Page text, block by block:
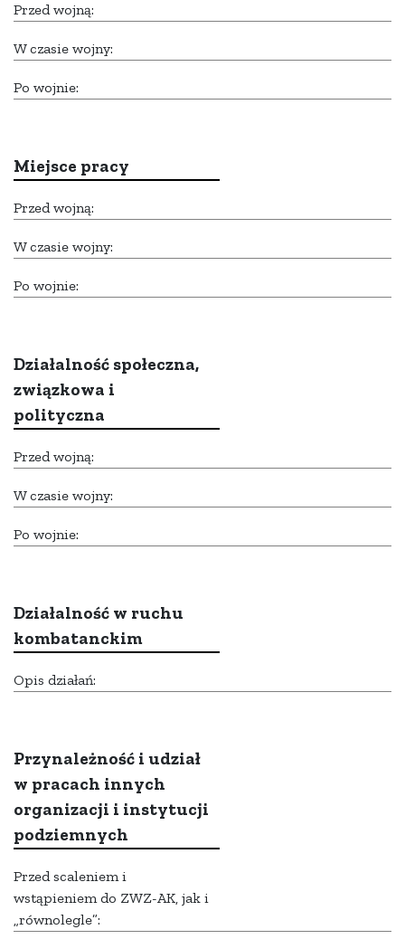
Przed wojną:
W czasie wojny:
Po wojnie:
Miejsce pracy
Przed wojną:
W czasie wojny:
Po wojnie:
Działalność społeczna,
związkowa i
polityczna
Przed wojną:
W czasie wojny:
Po wojnie:
Działalność w ruchu
kombatanckim
Opis działań:
Przynależność i udział
w pracach innych
organizacji i instytucji
podziemnych
Przed scaleniem i
wstąpieniem do ZWZ-AK, jak i
„równolegle”: